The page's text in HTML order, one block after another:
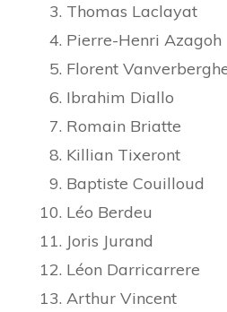
Thomas Laclayat
Pierre-Henri Azagoh
Florent
Ibrahim Diallo
Romain Briatte
Killian Tixeront
Baptiste Couilloud
Léo Berdeu
Joris Jurand
Léon Darricarrere
Arthur Vincent